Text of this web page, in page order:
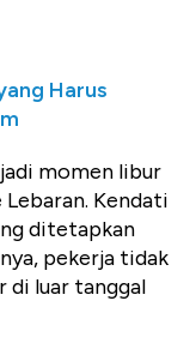
Harus
momen libur
Kendati
ditetapkan
pekerja tidak
di luar tanggal